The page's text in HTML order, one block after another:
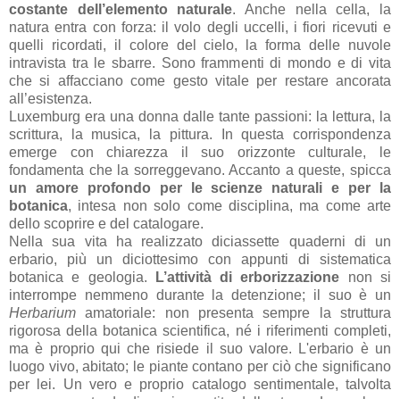
costante dell’elemento naturale. Anche nella cella, la
natura entra con forza: il volo degli uccelli, i fiori ricevuti e
quelli ricordati, il colore del cielo, la forma delle nuvole
intravista tra le sbarre. Sono frammenti di mondo e di vita
che si affacciano come gesto vitale per restare ancorata
all’esistenza.
Luxemburg era una donna dalle tante passioni: la lettura, la
scrittura, la musica, la pittura. In questa corrispondenza
emerge con chiarezza il suo orizzonte culturale, le
fondamenta che la sorreggevano. Accanto a queste, spicca
un amore profondo per le scienze naturali e per la
botanica, intesa non solo come disciplina, ma come arte
dello scoprire e del catalogare.
Nella sua vita ha realizzato diciassette quaderni di un
erbario, più un diciottesimo con appunti di sistematica
botanica e geologia.
L’attività di erborizzazione non si
interrompe nemmeno durante la detenzione; il suo è un
Herbarium amatoriale: non presenta sempre la struttura
rigorosa della botanica scientifica, né i riferimenti completi,
ma è proprio qui che risiede il suo valore. L'erbario è un
luogo vivo, abitato; le piante contano per ciò che significano
per lei. Un vero e proprio catalogo sentimentale, talvolta